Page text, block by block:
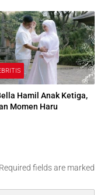
Hamil Anak Ketiga,
Momen Haru
Required fields are marked